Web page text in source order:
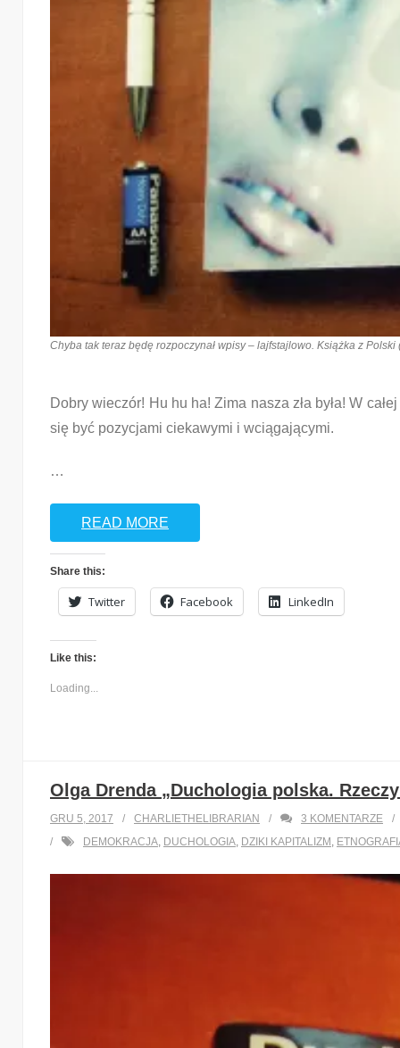
Chyba tak teraz będę rozpoczynał wpisy – lajfstajlowo. Książka z
Dobry wieczór! Hu hu ha! Zima nasza zła była! W
się być pozycjami ciekawymi i wciągającymi.
…
READ MORE
Share this:
Twitter Facebook LinkedIn
Like this:
Loading...
Olga Drenda „Duchologia polska.
GRU 5, 2017 CHARLIETHELIBRARIAN 3 KOMENTARZE
DEMOKRACJA, DUCHOLOGIA, DZIKI KAPITALIZM ,